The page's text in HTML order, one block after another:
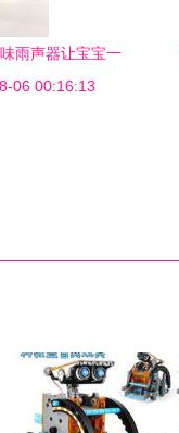
雨声器让宝宝一
、音感两不误！
06 00:16:13